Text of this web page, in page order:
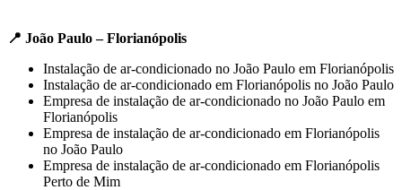
📍 João Paulo – Florianópolis
Instalação de ar-condicionado no João Paulo em Florianópolis
Instalação de ar-condicionado em Florianópolis no João Paulo
Empresa de instalação de ar-condicionado no João Paulo em
Florianópolis
Empresa de instalação de ar-condicionado em Florianópolis
no João Paulo
Empresa de instalação de ar-condicionado em Florianópolis
Perto de Mim